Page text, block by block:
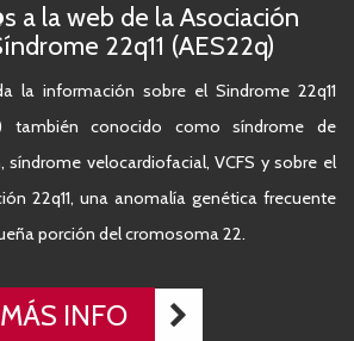
a la web de la Asociación
22q11 (AES22q)
la información sobre el Sindrome 22q11
también conocido como síndrome de
síndrome velocardiofacial, VCFS y sobre el
22q11, una anomalía genética frecuente
porción del cromosoma 22.
MÁS INFO